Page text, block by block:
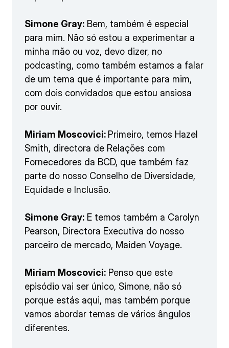
Simone Gray: Bem, também é especial
para mim. Não só estou a experimentar a
minha mão ou voz, devo dizer, no
podcasting, como também estamos a falar
de um tema que é importante para mim,
com dois convidados que estou ansiosa
por ouvir.
Miriam Moscovici: Primeiro, temos Hazel
Smith, directora de Relações com
Fornecedores da BCD, que também faz
parte do nosso Conselho de Diversidade,
Equidade e Inclusão.
Simone Gray: E temos também a Carolyn
Pearson, Directora Executiva do nosso
parceiro de mercado, Maiden Voyage.
Miriam Moscovici: Penso que este
episódio vai ser único, Simone, não só
porque estás aqui, mas também porque
vamos abordar temas de vários ângulos
diferentes.